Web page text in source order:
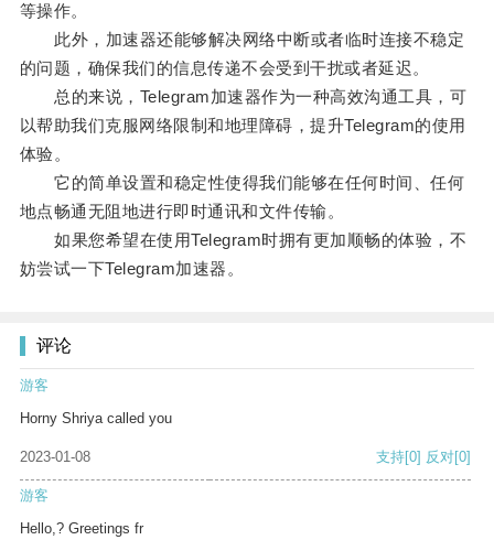
等操作。
此外，加速器还能够解决网络中断或者临时连接不稳定
的问题，确保我们的信息传递不会受到干扰或者延迟。
总的来说，Telegram加速器作为一种高效沟通工具，可
以帮助我们克服网络限制和地理障碍，提升Telegram的使用
体验。
它的简单设置和稳定性使得我们能够在任何时间、任何
地点畅通无阻地进行即时通讯和文件传输。
如果您希望在使用Telegram时拥有更加顺畅的体验，不
妨尝试一下Telegram加速器。
评论
游客
Horny Shriya called you
2023-01-08 支持[0] 反对[0]
游客
Hello,? Greetings fr